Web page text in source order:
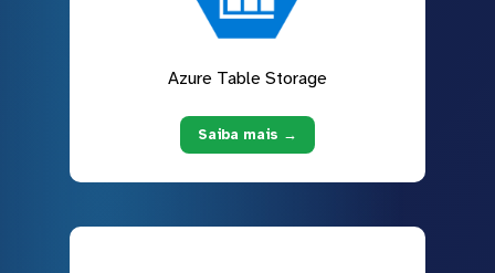
Azure Table Storage
Saiba mais →